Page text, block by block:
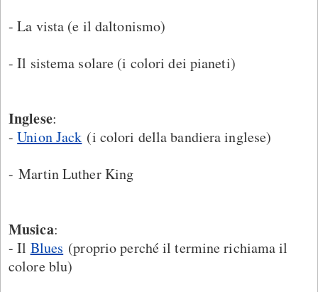
- La vista (e il daltonismo)
- Il sistema solare (i colori dei pianeti)
Inglese:
-Union Jack (i colori della bandiera inglese)
- Martin Luther King
Musica:
- Il Blues (proprio perché il termine richiama il
colore blu)